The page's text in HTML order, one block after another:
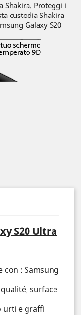
Shakira. Proteggi il
custodia Shakira
Galaxy S20
S20 Ultra
con : Samsung
surface
urti e graffi